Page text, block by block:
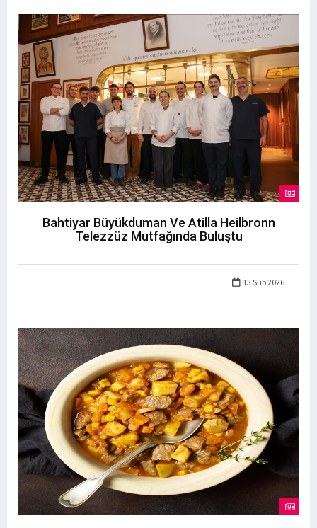
Bahtiyar Büyükduman Ve Atilla Heilbronn
Telezzüz Mutfağında Buluştu
13 Şub 2026